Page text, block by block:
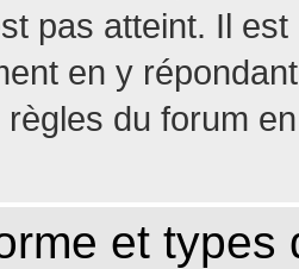
pas atteint. Il
en y
du forum
et types